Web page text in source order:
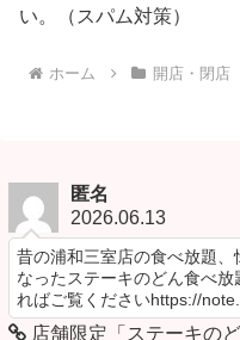
い。（スパム対策）
ホーム 開店・閉店
匿名
2026.06.13
昔の浦和三室店の食べ放題、
なったステーキのどん食べ
ればご覧くださいhttps://
店舗限定「ステーキの